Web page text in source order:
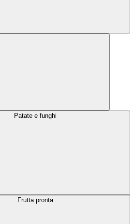
Patate e funghi
Frutta pronta